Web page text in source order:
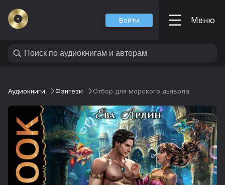
Войти Меню
Аудиокниги Фэнтези Отбор для морского дьявола